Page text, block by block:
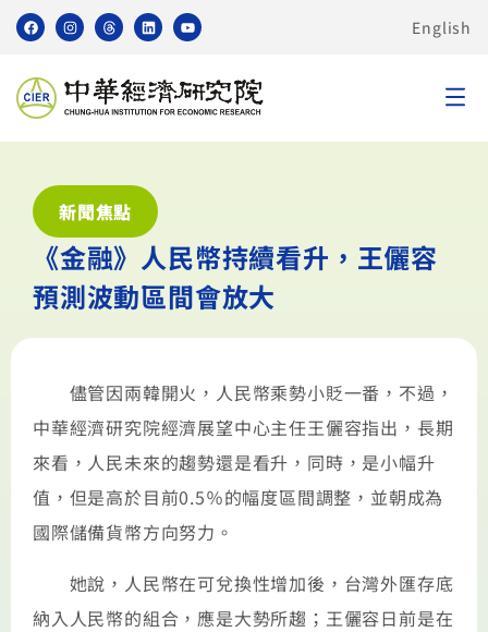
English
新聞焦點
《金融》人民幣持續看升，王儷容
預測波動區間會放大
儘管因兩韓開火，人民幣乘勢小貶一番，不過，
中華經濟研究院經濟展望中心主任王儷容指出，長期
來看，人民未來的趨勢還是看升，同時，是小幅升
值，但是高於目前0.5％的幅度區間調整，並朝成為
國際儲備貨幣方向努力。
她說，人民幣在可兌換性增加後，台灣外匯存底
納入人民幣的組合，應是大勢所趨；王儷容日前是在